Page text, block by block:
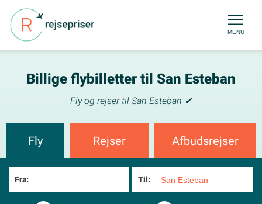
MENU
Billige flybilletter til San Esteban
Fly og rejser til San Esteban ✔
Fly Rejser Afbudsrejser
Fra: Til: